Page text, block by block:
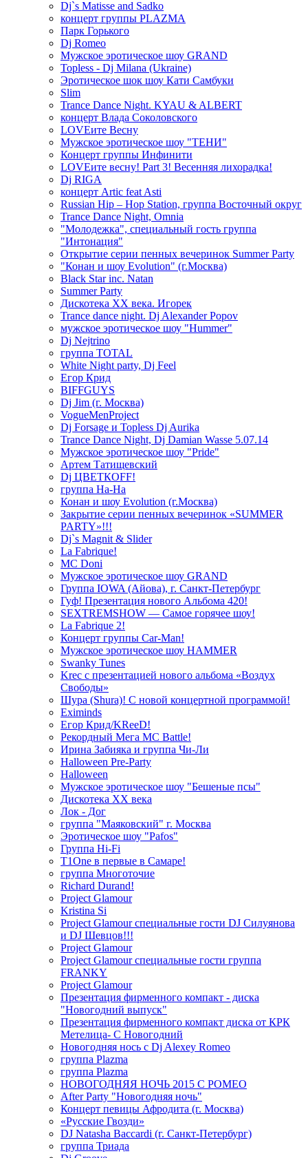
Dj`s Matisse and Sadko
концерт группы PLAZMA
Парк Горького
Dj Romeo
Мужское эротическое шоу GRAND
Topless - Dj Milana (Ukraine)
Эротическое шок шоу Кати Самбуки
Slim
Trance Dance Night. KYAU & ALBERT
концерт Влада Соколовского
LOVEите Весну
Мужское эротическое шоу "ТЕНИ"
Концерт группы Инфинити
LOVEите весну! Part 3! Весенняя лихорадка!
Dj RIGA
концерт Artic feat Asti
Russian Hip – Hop Station, группа Восточный округ
Trance Dance Night, Omnia
"Молодежка", специальный гость группа
"Интонация"
Открытие серии пенных вечеринок Summer Party
"Конан и шоу Evolution" (г.Москва)
Black Star inc. Natan
Summer Party
Дискотека ХХ века. Игорек
Trance dance night. Dj Alexander Popov
мужское эротическое шоу "Hummer"
Dj Nejtrino
группа TOTAL
White Night party, Dj Feel
Егор Крид
BIFFGUYS
Dj Jim (г. Москва)
VogueMenProject
Dj Forsage и Topless Dj Aurika
Trance Dance Night, Dj Damian Wasse 5.07.14
Мужское эротическое шоу "Pride"
Артем Татищевский
Dj ЦВЕТКOFF!
группа На-На
Конан и шоу Evolution (г.Москва)
Закрытие серии пенных вечеринок «SUMMER
PARTY»!!!
Dj`s Magnit & Slider
La Fabrique!
MC Doni
Мужское эротическое шоу GRAND
Группа IOWA (Айова), г. Санкт-Петербург
Гуф! Презентация нового Альбома 420!
SEXTREMSHOW — Самое горячее шоу!
La Fabrique 2!
Концерт группы Car-Man!
Мужское эротическое шоу HAMMER
Swanky Tunes
Krec с презентацией нового альбома «Воздух
Свободы»
Шура (Shura)! С новой концертной программой!
Eximinds
Егор Крид/KReeD!
Рекордный Мега МС Battle!
Ирина Забияка и группа Чи-Ли
Halloween Pre-Party
Halloween
Мужское эротическое шоу "Бешеные псы"
Дискотека ХХ века
Лок - Дог
группа "Маяковский" г. Москва
Эротическое шоу "Pafos"
Группа Hi-Fi
T1One в первые в Самаре!
группа Многоточие
Richard Durand!
Project Glamour
Kristina Si
Project Glamour специальные гости DJ Силуянова
и DJ Шевцов!!!
Project Glamour
Project Glamour специальные гости группа
FRANKY
Project Glamour
Презентация фирменного компакт - диска
"Новогодний выпуск"
Презентация фирменного компакт диска от КРК
Метелица- С Новогодний
Новогодняя нось с Dj Alexey Romeo
группа Plazma
группа Plazma
НОВОГОДНЯЯ НОЧЬ 2015 C РОМЕО
After Party "Новогодняя ночь"
Концерт певицы Афродита (г. Москва)
«Русские Гвозди»
DJ Natasha Baccardi (г. Санкт-Петербург)
группа Триада